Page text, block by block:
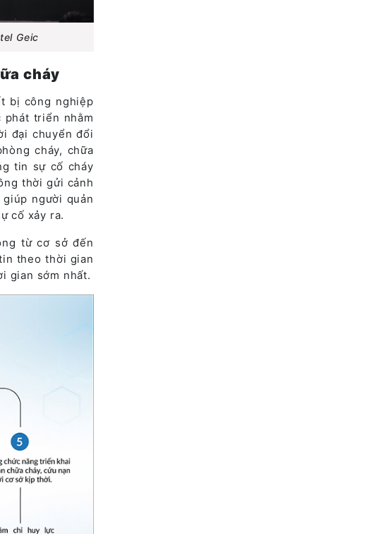
Geic
cháy
bị công nghiệp
phát triển nhằm
đại chuyển đổi
cháy, chữa
tin sự cố cháy
thời gửi cảnh
người quản
cố xảy ra.
từ cơ sở đến
theo thời gian
gian sớm nhất.